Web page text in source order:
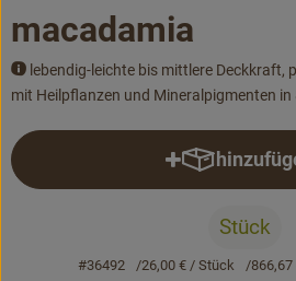
Über uns
macadamia
lebendig-leichte bis mittlere Deckkraft,
mit Heilpflanzen und Mineralpigmenten
Stück
#36492 26,00 €/ Stück